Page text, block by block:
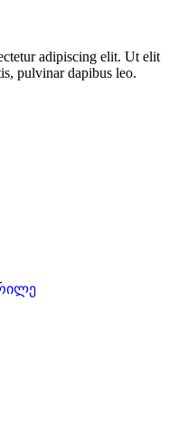
adipiscing elit. Ut elit
pulvinar dapibus leo.